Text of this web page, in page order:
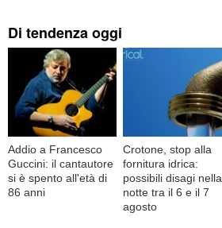
Di tendenza oggi
Addio a Francesco
Guccini: il cantautore
si è spento all'età di
86 anni
Crotone, stop alla
fornitura idrica:
possibili disagi nella
notte tra il 6 e il 7
agosto